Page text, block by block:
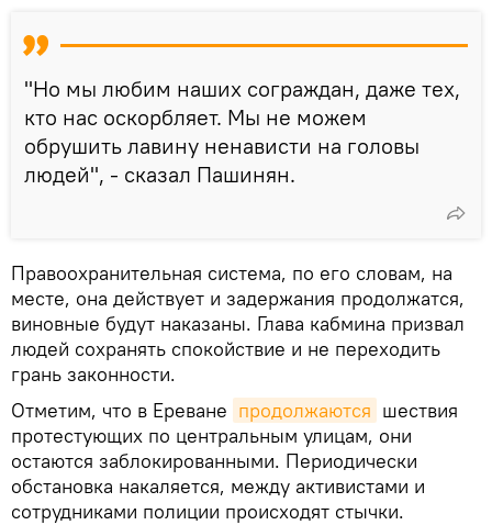
"Но мы любим наших сограждан, даже тех,
кто нас оскорбляет. Мы не можем
обрушить лавину ненависти на головы
людей", - сказал Пашинян.
Правоохранительная система, по его словам, на
месте, она действует и задержания продолжатся,
виновные будут наказаны. Глава кабмина призвал
людей сохранять спокойствие и не переходить
грань законности.
Отметим, что в Ереване продолжаются шествия
протестующих по центральным улицам, они
остаются заблокированными. Периодически
обстановка накаляется, между активистами и
сотрудниками полиции происходят стычки.